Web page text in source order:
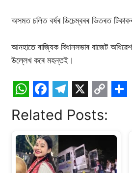
অসমত চলিত বৰ্ষৰ ডিচেম্বৰৰ ভিতৰত
আনহাতে ৰাজ্যিক বিধানসভাৰ বাজেট
উল্লেখ কৰে মহন্তই।
h
a
t
s
a
c
e
b
e
l
e
g
o
p
y
L
a
e
Related Posts: